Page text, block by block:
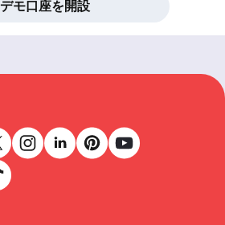
デモ口座を開設